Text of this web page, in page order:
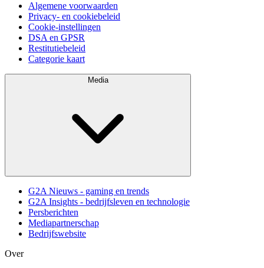
Algemene voorwaarden
Privacy- en cookiebeleid
Cookie-instellingen
DSA en GPSR
Restitutiebeleid
Categorie kaart
Media
G2A Nieuws - gaming en trends
G2A Insights - bedrijfsleven en technologie
Persberichten
Mediapartnerschap
Bedrijfswebsite
Over